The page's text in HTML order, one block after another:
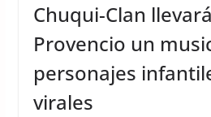
Chuqui-Clan
Provencio un
personajes
virales